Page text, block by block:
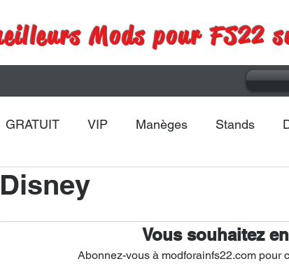
Mods pour FS22
GRATUIT VIP Manèges Stands
Véhicules
Disney
Vous souhaitez
Abonnez-vous à modforainfs22.com pour